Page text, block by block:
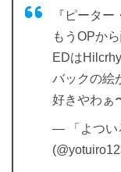
『ピータ
もうOPか
EDは
バックの絵
好きやわぁ
— 「よつい